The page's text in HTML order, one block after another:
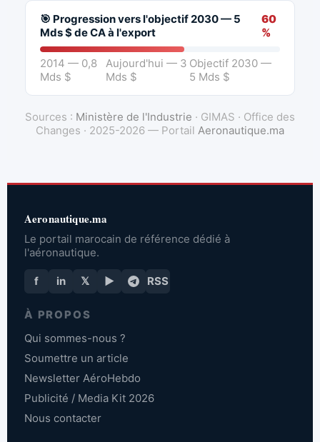
🎯 Progression vers l'objectif 2030 — 5
Mds $ de CA à l'export
60
%
2014 — 0,8
Mds $
Aujourd'hui — 3
Mds $
Objectif 2030 —
5 Mds $
Sources : Ministère de l'Industrie · GIMAS · Office des
Changes · 2025-2026 — Portail Aeronautique.ma
Aeronautique.ma
Le portail marocain de référence dédié à
l'aéronautique.
f in 𝕏 ▶ RSS
À PROPOS
Qui sommes-nous ?
Soumettre un article
Newsletter AéroHebdo
Publicité / Media Kit 2026
Nous contacter